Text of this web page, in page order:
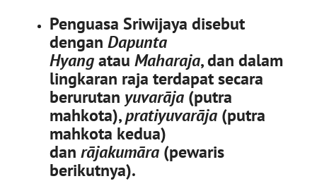
Penguasa Sriwijaya disebut
dengan Dapunta
Hyangatau Maharaja, dan dalam
lingkaran raja terdapat secara
berurutan yuvarāja (putra
mahkota),pratiyuvarāja (putra
mahkota kedua)
dan rājakumāra (pewaris
berikutnya).